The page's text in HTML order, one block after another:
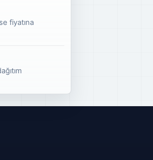
fiyatına